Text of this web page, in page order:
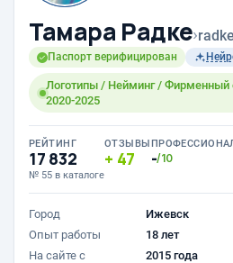
Тамара Радке›
Паспорт верифицирован
Логотипы / Нейминг / Фирменный
2020-2025
РЕЙТИНГ
17 832
№ 55 в каталоге
ОТЗЫВЫ
47 -/10
Город
Ижевск
Опыт работы
18 лет
На сайте с
2015 года